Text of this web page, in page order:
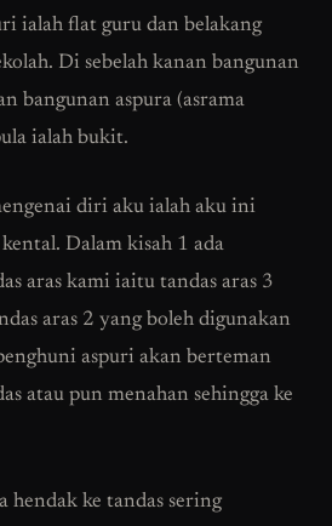
ialah flat guru dan belakang
Di sebelah kanan bangunan
bangunan aspura (asrama
ialah bukit.
diri aku ialah aku ini
Dalam kisah 1 ada
aras kami iaitu tandas aras 3
aras 2 yang boleh digunakan
aspuri akan berteman
atau pun menahan sehingga ke
hendak ke tandas sering